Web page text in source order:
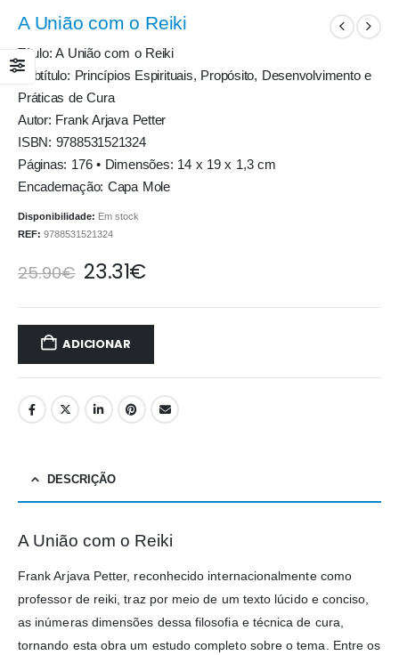
A União com o Reiki
Título: A União com o Reiki
Subtítulo: Princípios Espirituais, Propósito, Desenvolvimento e
Práticas de Cura
Autor: Frank Arjava Petter
ISBN: 9788531521324
Páginas: 176 • Dimensões: 14 x 19 x 1,3 cm
Encadernação: Capa Mole
Disponibilidade: Em stock
REF: 9788531521324
25.90€ 23.31€
ADICIONAR
DESCRIÇÃO
A União com o Reiki
Frank Arjava Petter, reconhecido internacionalmente como
professor de reiki, traz por meio de um texto lúcido e conciso,
as inúmeras dimensões dessa filosofia e técnica de cura,
tornando esta obra um estudo completo sobre o tema. Entre os